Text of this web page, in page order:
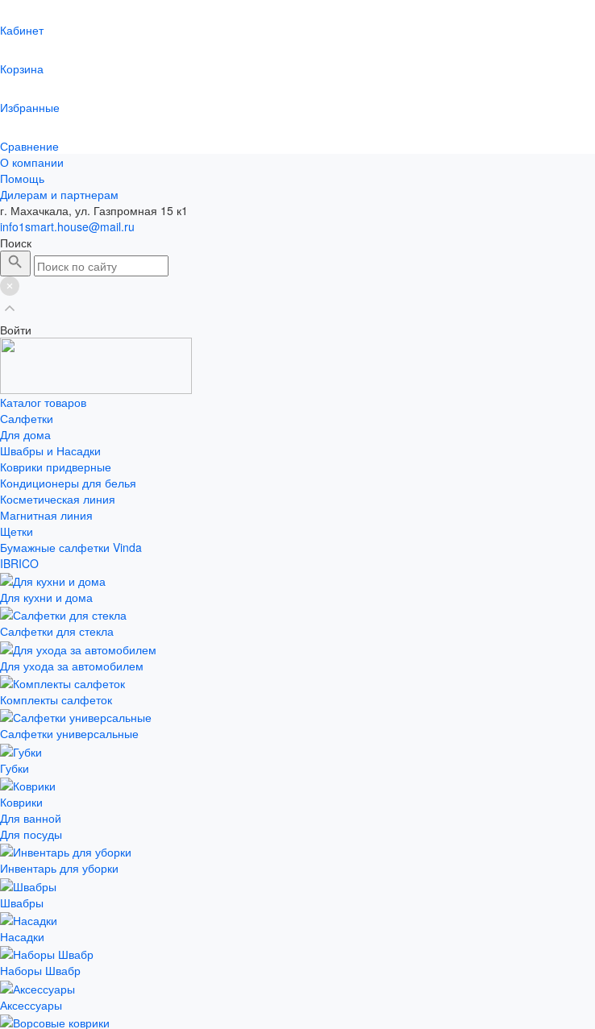
Кабинет
Корзина
Избранные
Сравнение
О компании
Помощь
Дилерам и партнерам
г. Махачкала, ул. Газпромная 15 к1
info1smart.house@mail.ru
Поиск
Войти
Каталог товаров
Салфетки
Для дома
Швабры и Насадки
Коврики придверные
Кондиционеры для белья
Косметическая линия
Магнитная линия
Щетки
Бумажные салфетки Vinda
IBRICO
Для кухни и дома
Салфетки для стекла
Для ухода за автомобилем
Комплекты салфеток
Салфетки универсальные
Губки
Коврики
Для ванной
Для посуды
Инвентарь для уборки
Швабры
Насадки
Наборы Швабр
Аксессуары